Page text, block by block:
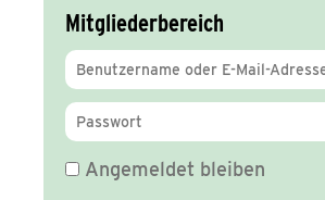
Mitgliederbereich
Angemeldet bleiben